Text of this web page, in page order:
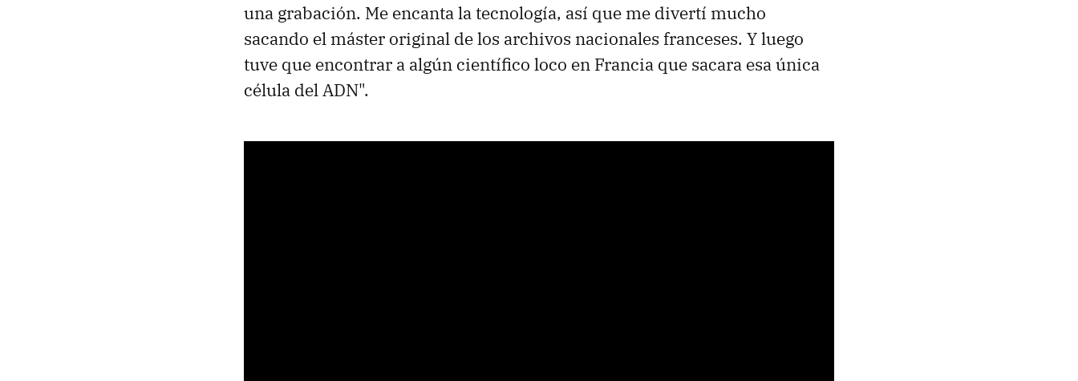
una grabación. Me encanta la tecnología, así que me divertí mucho
sacando el máster original de los archivos nacionales franceses. Y luego
tuve que encontrar a algún científico loco en Francia que sacara esa única
célula del ADN".